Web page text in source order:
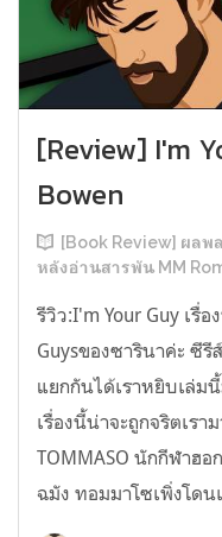
[Review] I'm
Bowen
[Book Review] ผลพ
หลังอ่านสารพัน MM
รีวิว:I'm Your Guy เรื่
Guysของซารินาค่ะ ซี
แยกกันได้เราหยิบเล่ม
เรื่องนี้น่าจะถูกจริตเรา
TOMMASO นักกีฬาฮ
ฉมัง ทอมมาโซเพิ่งโดน